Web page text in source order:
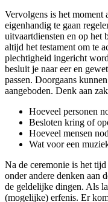
Vervolgens is het moment
eigenhandig te gaan
uitvaartdiensten en op het
altijd het testament om te
plechtigheid ingericht
besluit je naar eer en
passen. Doorgaans
aangeboden. Denk aan
Hoeveel personen
Besloten kring of
Hoeveel mensen
Wat voor een
Na de ceremonie is het
onder andere denken aan
de geldelijke dingen. Als
(mogelijke) erfenis. Er